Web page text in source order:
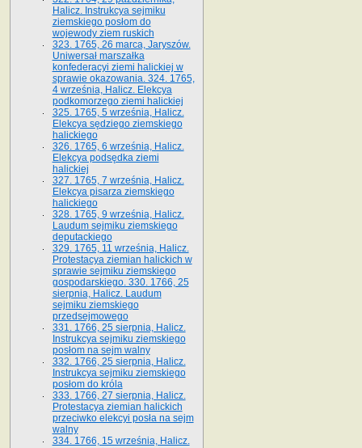
Halicz. Instrukcya sejmiku
ziemskiego posłom do
wojewody ziem ruskich
323. 1765, 26 marca, Jaryszów.
Uniwersał marszałka
konfederacyi ziemi halickiej w
sprawie okazowania. 324. 1765,
4 września, Halicz. Elekcya
podkomorzego ziemi halickiej
325. 1765, 5 września, Halicz.
Elekcya sędziego ziemskiego
halickiego
326. 1765, 6 września, Halicz.
Elekcya podsędka ziemi
halickiej
327. 1765, 7 września, Halicz.
Elekcya pisarza ziemskiego
halickiego
328. 1765, 9 września, Halicz.
Laudum sejmiku ziemskiego
deputackiego
329. 1765, 11 września, Halicz.
Protestacya ziemian halickich w
sprawie sejmiku ziemskiego
gospodarskiego. 330. 1766, 25
sierpnia, Halicz. Laudum
sejmiku ziemskiego
przedsejmowego
331. 1766, 25 sierpnia, Halicz.
Instrukcya sejmiku ziemskiego
posłom na sejm walny
332. 1766, 25 sierpnia, Halicz.
Instrukcya sejmiku ziemskiego
posłom do króla
333. 1766, 27 sierpnia, Halicz.
Protestacya ziemian halickich
przeciwko elekcyi posła na sejm
walny
334. 1766, 15 września, Halicz.